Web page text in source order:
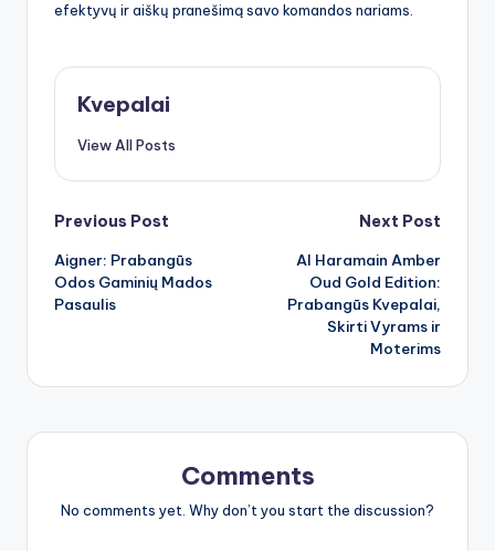
efektyvų ir aiškų pranešimą savo komandos nariams.
Kvepalai
View All Posts
Post
navigation
Previous Post
Aigner: Prabangūs
Odos Gaminių Mados
Pasaulis
Next Post
Al Haramain Amber
Oud Gold Edition:
Prabangūs Kvepalai,
Skirti Vyrams ir
Moterims
Comments
No comments yet. Why don’t you start the discussion?